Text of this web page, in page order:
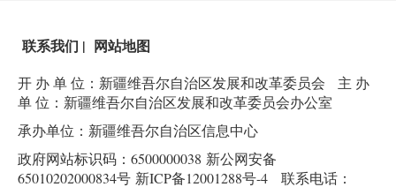
联系我们 | 网站地图
开 办 单 位：新疆维吾尔自治区发展和改革委员会
主 办
单 位：新疆维吾尔自治区发展和改革委员会办公室
承办单位：新疆维吾尔自治区信息中心
政府网站标识码：6500000038 新公网安备
65010202000834号 新ICP备12001288号-4 联系电话：